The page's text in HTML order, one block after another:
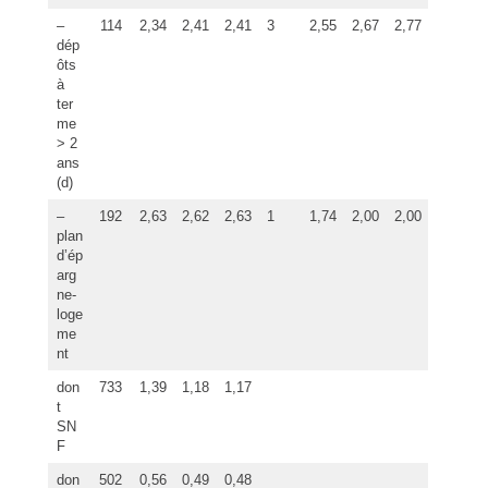
–
dép
ôts
à
ter
me
> 2
ans
(d)
114 2,34 2,41 2,41 3 2,55 2,67 2,77
–
plan
d’ép
arg
ne-
loge
me
nt
192 2,63 2,62 2,63 1 1,74 2,00 2,00
don
t
SN
F
733 1,39 1,18 1,17
don
502 0,56 0,49 0,48